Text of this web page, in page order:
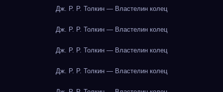
Дж. Р. Р. Толкин — Властелин колец
Дж. Р. Р. Толкин — Властелин колец
Дж. Р. Р. Толкин — Властелин колец
Дж. Р. Р. Толкин — Властелин колец